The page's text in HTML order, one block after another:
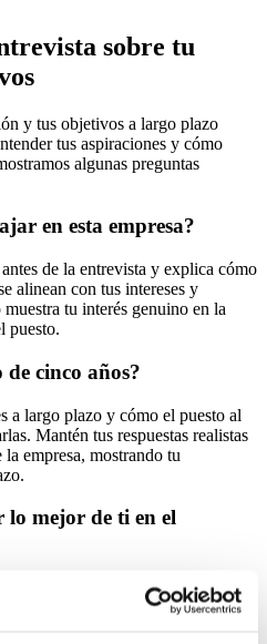
sobre tu
y tus objetivos a largo plazo
tus aspiraciones y cómo
algunas preguntas
en esta empresa?
de la entrevista y explica cómo
alinean con tus intereses y
tu interés genuino en la
puesto.
de cinco años?
a largo plazo y cómo el puesto al
Mantén tus respuestas realistas
empresa, mostrando tu
lo mejor de ti en el
a trabajar duro y a buscar la
contribuir a un equipo o